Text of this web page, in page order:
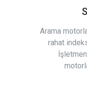
Arama
rahat